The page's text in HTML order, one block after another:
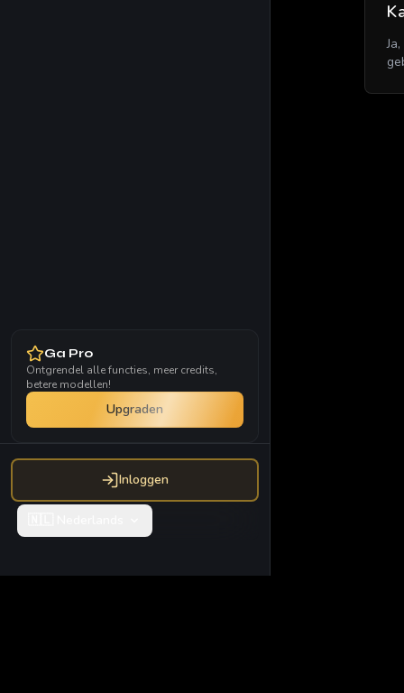
Ga Pro
Ontgrendel alle functies, meer credits,
betere modellen!
Upgraden
Inloggen